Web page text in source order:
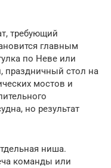
требующий
главным
по Неве или
праздничный стол на
мостов и
но результат
ниша.
команды или